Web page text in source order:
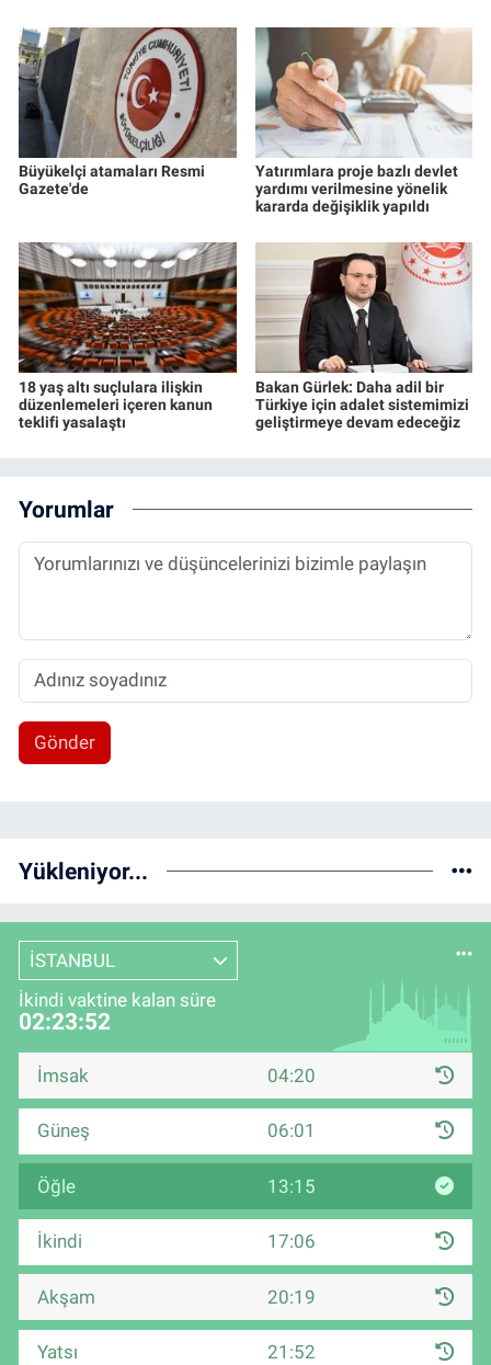
Büyükelçi atamaları Resmi
Gazete'de
Yatırımlara proje bazlı devlet
yardımı verilmesine yönelik
kararda değişiklik yapıldı
18 yaş altı suçlulara ilişkin
düzenlemeleri içeren kanun
teklifi yasalaştı
Bakan Gürlek: Daha adil bir
Türkiye için adalet sistemimizi
geliştirmeye devam edeceğiz
Yorumlar
Gönder
Yükleniyor...
İSTANBUL
İkindi vaktine kalan süre
02:23:52
İmsak 04:20
Güneş 06:01
Öğle 13:15
İkindi 17:06
Akşam 20:19
Yatsı 21:52